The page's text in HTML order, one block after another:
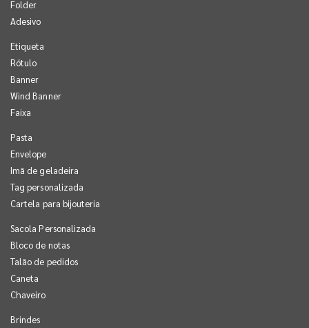
Folder
Adesivo
Etiqueta
Rótulo
Banner
Wind Banner
Faixa
Pasta
Envelope
Imã de geladeira
Tag personalizada
Cartela para bijouteria
Sacola Personalizada
Bloco de notas
Talão de pedidos
Caneta
Chaveiro
Brindes